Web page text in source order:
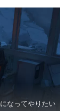
なってやりたい